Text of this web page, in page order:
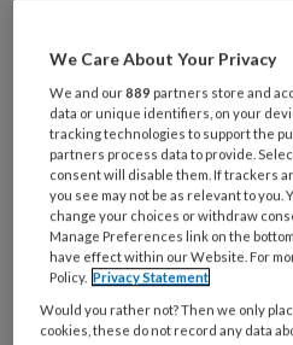
We Care About Your Privacy
We and our889 partners store and
data or unique identifiers, on your
tracking technologies to support the
partners process data to provide.
consent will disable them. If trackers
you see may not be as relevant to you.
change your choices or withdraw
Manage Preferences link on the
have effect within our Website. For
Policy. Privacy Statement
Would you rather not? Then we only
cookies, these do not record any data